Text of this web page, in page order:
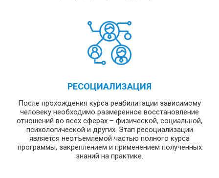
РЕСОЦИАЛИЗАЦИЯ
После прохождения курса реабилитации зависимому
человеку необходимо размеренное восстановление
отношений во всех сферах – физической, социальной,
психологической и других. Этап ресоциализации
является неотъемлемой частью полного курса
программы, закреплением и применением полученных
знаний на практике.